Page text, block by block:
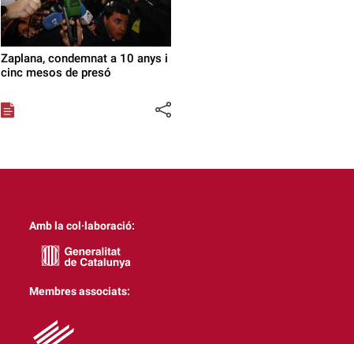
Zaplana, condemnat a 10 anys i
cinc mesos de presó
Amb la col·laboració:
Membres associats: